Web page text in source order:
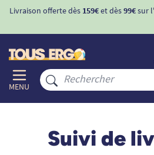
Livraison offerte dès 159€et dès99€sur
MENU
Suivi de